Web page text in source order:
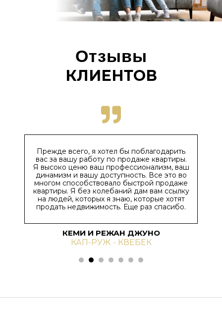
Отзывы
КЛИЕНТОВ
Прежде всего, я хотел бы поблагодарить
вас за вашу работу по продаже квартиры.
Я высоко ценю ваш профессионализм, ваш
динамизм и вашу доступность. Все это во
многом способствовало быстрой продаже
квартиры. Я без колебаний дам вам ссылку
на людей, которых я знаю, которые хотят
продать недвижимость. Еще раз спасибо.
КЕМИ И РЕЖАН ДЖУНО
КАП-РУЖ - КВЕБЕК